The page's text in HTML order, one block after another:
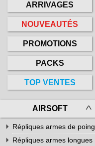
Packs
Top
ventes
Airsoft ‣
Paintball‣
Air
Comprimé
‣
Outdoor
ARRIVAGES
NOUVEAUTÉS
PROMOTIONS
PACKS
TOP VENTES
AIRSOFT
Répliques armes de poing
Répliques à ressort
Répliques de pistolets
Répliques armes longues